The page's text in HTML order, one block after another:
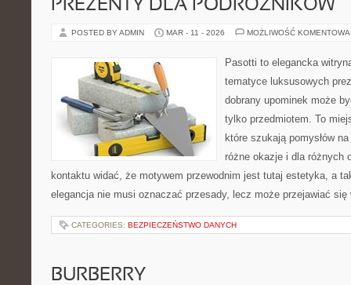
PREZENTY DLA PODRÓŻNIKÓW
POSTED BY ADMIN MAR - 11 - 2026 MOŻLIWOŚĆ
Pasotti to elegancka
tematyce luksusowych
dobrany upominek może
tylko przedmiotem. To
które szukają pomysłów
różne okazje i dla różnych
kontaktu widać, że motywem przewodnim jest tutaj estetyka, a
elegancja nie musi oznaczać przesady, lecz może przejawiać
CATEGORIES: BEZPIECZEŃSTWO DANYCH
BURBERRY